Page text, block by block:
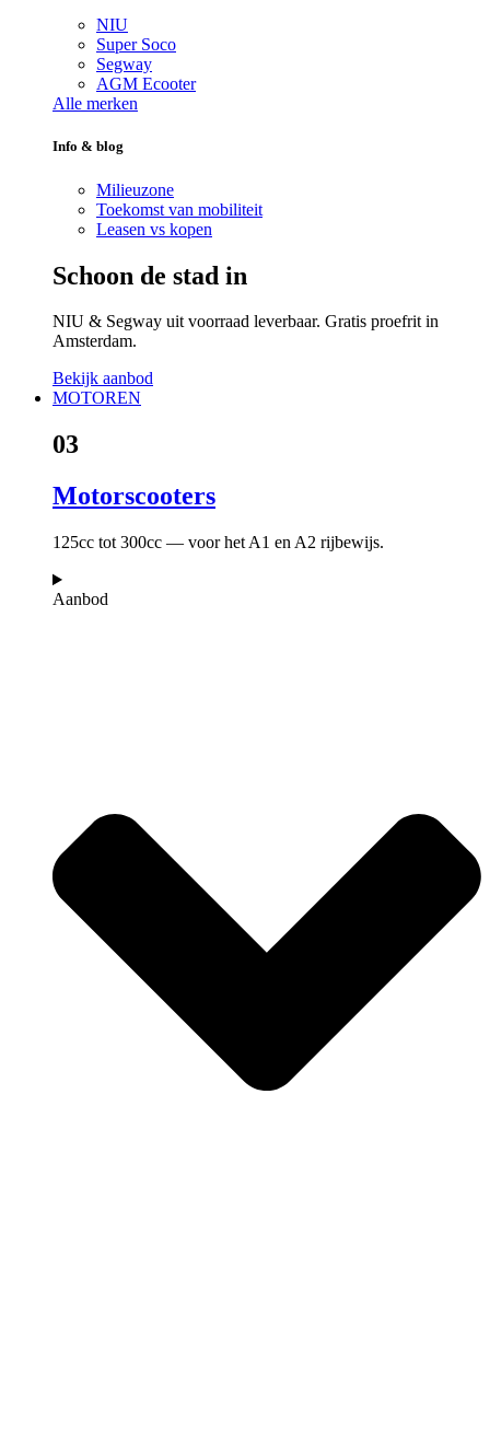
NIU
Super Soco
Segway
AGM Ecooter
Alle merken
Info & blog
Milieuzone
Toekomst van mobiliteit
Leasen vs kopen
Schoon de stad in
NIU & Segway uit voorraad leverbaar. Gratis proefrit in
Amsterdam.
Bekijk aanbod
MOTOREN
03
Motorscooters
125cc tot 300cc — voor het A1 en A2 rijbewijs.
Aanbod